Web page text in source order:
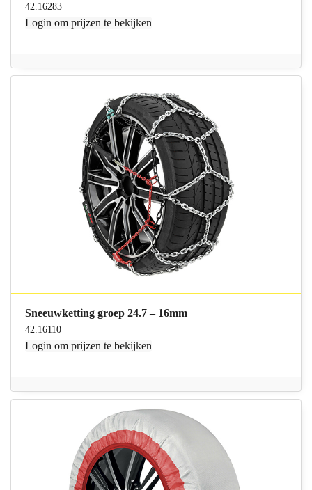
42.16283
Login om prijzen te bekijken
Sneeuwketting groep 24.7 – 16mm
42.16110
Login om prijzen te bekijken